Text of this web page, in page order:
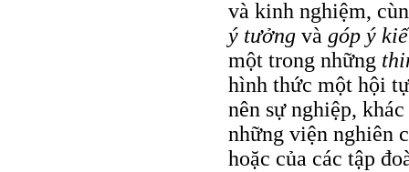
và kinh nghiệm,
ý tưởng và góp ý
một trong những
hình thức một hội
nên sự nghiệp,
những viện nghiên
hoặc của các tập